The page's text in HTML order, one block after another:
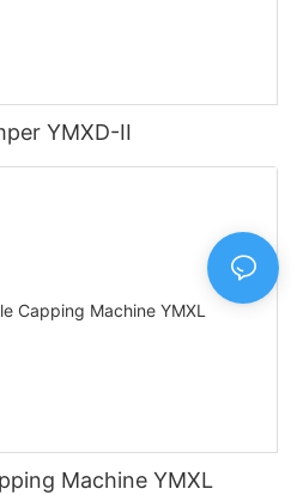
YMXD-II
Machine YMXL